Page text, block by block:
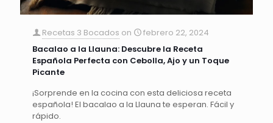
Recetas 3 Bocados on
febrero 22, 2024
Bacalao a la Llauna: Descubre la Receta
Española Perfecta con Cebolla, Ajo y un Toque
Picante
¡Sorprende en la cocina con esta deliciosa receta
española! El bacalao a la Llauna te esperan. Fácil y
rápido.